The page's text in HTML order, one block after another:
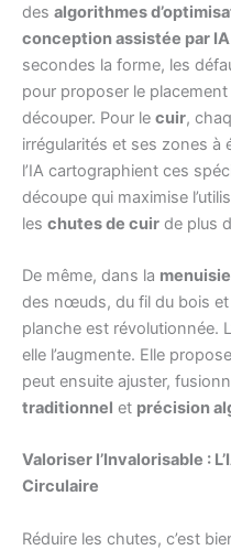
des algorithmes
conception assistée par IA
secondes la forme, les
pour proposer le
découper. Pour le cuir,
irrégularités et ses zones à
l’IA cartographient ces
découpe qui maximise
les chutes de cuir de plus
De même, dans la
des nœuds, du fil du bois
planche est révolutionnée.
elle l’augmente. Elle
peut ensuite ajuster,
traditionnel et précision
Valoriser l’Invalorisable :
Circulaire
Réduire les chutes, c’est